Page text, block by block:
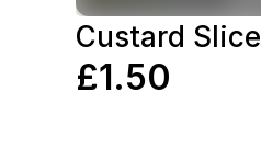
Custard Slice
£1.50